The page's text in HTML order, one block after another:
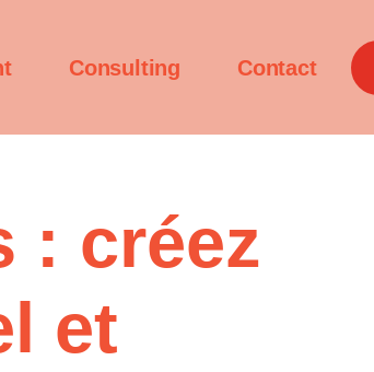
Consulting Contact
: créez
et